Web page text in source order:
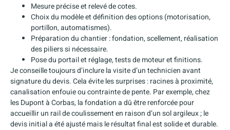
Mesure précise et relevé de cotes.
Choix du modèle et définition des options (motorisation,
portillon, automatismes).
Préparation du chantier : fondation, scellement, réalisation
des piliers si nécessaire.
Pose du portail et réglage, tests de moteur et finitions.
Je conseille toujours d’inclure la visite d’un technicien avant
signature du devis. Cela évite les surprises : racines à proximité,
canalisation enfouie ou contrainte de pente. Par exemple, chez
les Dupont à Corbas, la fondation a dû être renforcée pour
accueillir un rail de coulissement en raison d’un sol argileux ; le
devis initial a été ajusté mais le résultat final est solide et durable.